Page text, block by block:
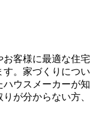
客様に最適な住宅
す。家づくりについ
ウスメーカーが知
が分からない方、